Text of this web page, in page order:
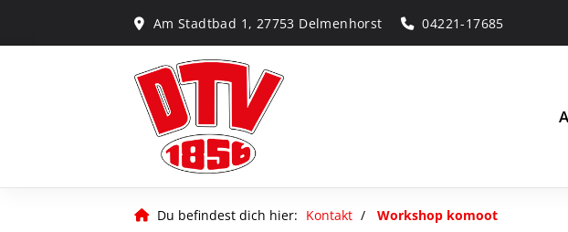
Am Stadtbad 1, 27753 Delmenhorst 04221-17685
Du befindest dich hier: Kontakt Workshop komoot